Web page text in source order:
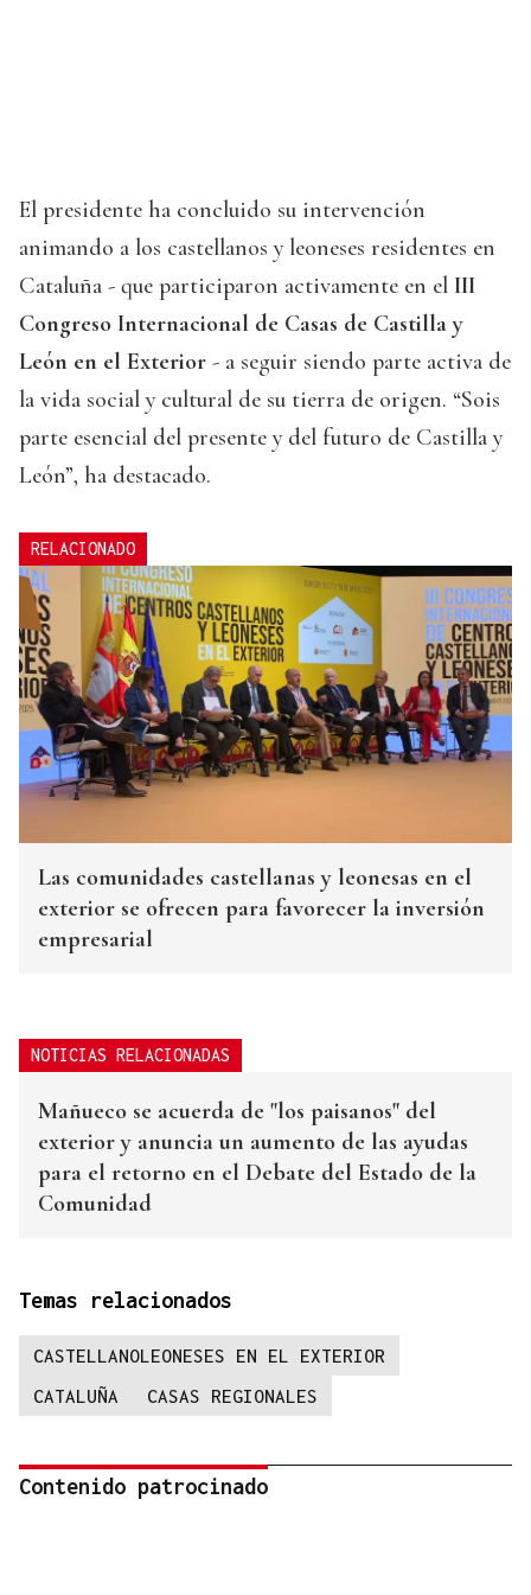
El presidente ha concluido su intervención
animando a los castellanos y leoneses residentes en
Cataluña - que participaron activamente en el III
Congreso Internacional de Casas de Castilla y
León en el Exterior - a seguir siendo parte activa de
la vida social y cultural de su tierra de origen. “Sois
parte esencial del presente y del futuro de Castilla y
León”, ha destacado.
RELACIONADO
Las comunidades castellanas y leonesas en el
exterior se ofrecen para favorecer la inversión
empresarial
NOTICIAS RELACIONADAS
Mañueco se acuerda de "los paisanos" del
exterior y anuncia un aumento de las ayudas
para el retorno en el Debate del Estado de la
Comunidad
Temas relacionados
CASTELLANOLEONESES EN EL EXTERIOR
CATALUÑA
CASAS REGIONALES
Contenido patrocinado